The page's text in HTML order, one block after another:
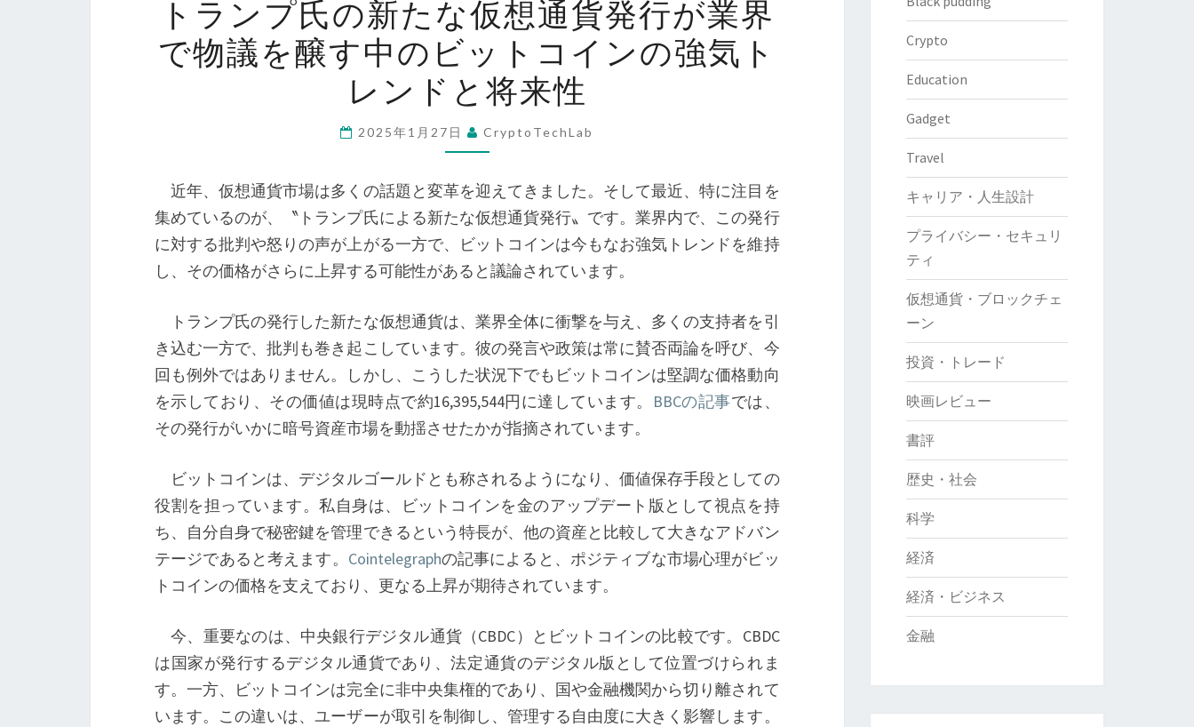
ラ
プ
氏
の
新
な
仮
想
通
貨
発
行
が
業
界
で
物
議
を
醸
中
の
ビ
ッ
トランプ氏の新たな仮想通貨発行が業界
で物議を醸す中のビットコインの強気ト
レンドと将来性
2025年1月27日 CryptoTechLab
近年、仮想通貨市場は多くの話題と変革を迎えてきました。そして最近、特に注目を
集めているのが、〝トランプ氏による新たな仮想通貨発行〟です。業界内で、この発行
に対する批判や怒りの声が上がる一方で、ビットコインは今もなお強気トレンドを維持
し、その価格がさらに上昇する可能性があると議論されています。
トランプ氏の発行した新たな仮想通貨は、業界全体に衝撃を与え、多くの支持者を引
き込む一方で、批判も巻き起こしています。彼の発言や政策は常に賛否両論を呼び、今
回も例外ではありません。しかし、こうした状況下でもビットコインは堅調な価格動向
を示しており、その価値は現時点で約16,395,544円に達しています。
BBCの記事では、
その発行がいかに暗号資産市場を動揺させたかが指摘されています。
ビットコインは、デジタルゴールドとも称されるようになり、価値保存手段としての
役割を担っています。私自身は、ビットコインを金のアップデート版として視点を持
ち、自分自身で秘密鍵を管理できるという特長が、他の資産と比較して大きなアドバン
テージであると考えます。 Cointelegraphの記事によると、ポジティブな市場心理がビッ
トコインの価格を支えており、更なる上昇が期待されています。
今、重要なのは、中央銀行デジタル通貨（CBDC）とビットコインの比較です。CBDC
は国家が発行するデジタル通貨であり、法定通貨のデジタル版として位置づけられま
す。一方、ビットコインは完全に非中央集権的であり、国や金融機関から切り離されて
います。この違いは、ユーザーが取引を制御し、管理する自由度に大きく影響します。
Crypto
Education
Gadget
Travel
キャリア・人生設計
プライバシー・セキュリ
ティ
仮想通貨・ブロックチェ
ーン
投資・トレード
映画レビュー
書評
歴史・社会
科学
経済
経済・ビジネス
金融